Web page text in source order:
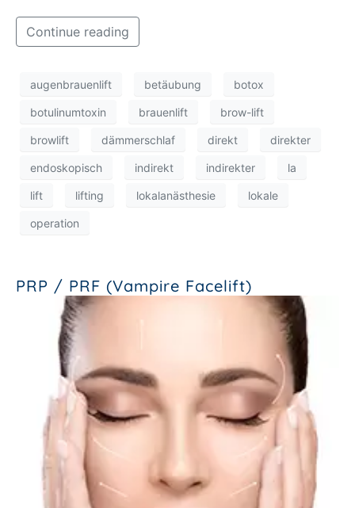
Continue reading
augenbrauenlift betäubung botox
botulinumtoxin brauenlift brow-lift
browlift dämmerschlaf direkt direkter
endoskopisch indirekt indirekter la
lift lifting lokalanästhesie lokale
operation
PRP / PRF (Vampire Facelift)